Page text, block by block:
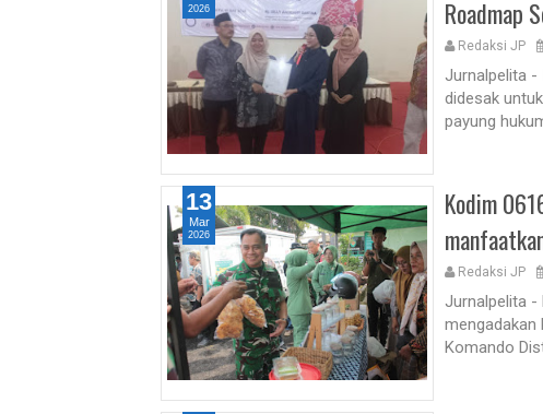
Roadmap
Redaksi JP
Jurnalpelita -
didesak
payung
2026
Kodim
Redaksi JP
Jurnalpelita -
mengadakan
Komando
13
Mar
2026